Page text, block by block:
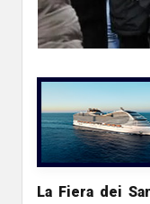
La Fiera dei